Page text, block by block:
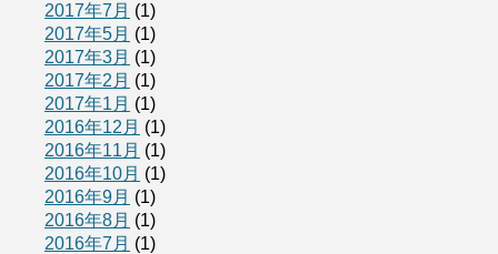
2017年7月 (1)
2017年5月 (1)
2017年3月 (1)
2017年2月 (1)
2017年1月 (1)
2016年12月 (1)
2016年11月 (1)
2016年10月 (1)
2016年9月 (1)
2016年8月 (1)
2016年7月 (1)